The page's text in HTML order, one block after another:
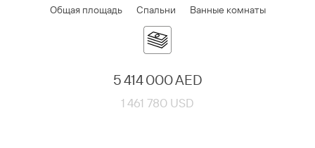
Общая площадь Спальни Ванные комнаты
5 414 000 AED
1 461 780 USD